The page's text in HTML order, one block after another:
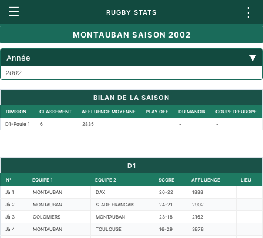
☰ RUGBY STATS ⋮
MONTAUBAN SAISON 2002
Année ▼
2002
BILAN DE LA SAISON
DIVISION CLASSEMENT AFFLUENCE MOYENNE PLAY OFF DU MANOIR COUPE D'EUROPE
D1-Poule 1 6 2835 - -
D1
N° EQUIPE 1 EQUIPE 2 SCORE AFFLUENCE LIEU
Jà 1 MONTAUBAN DAX 26-22 1888
Jà 2 MONTAUBAN STADE FRANCAIS 24-21 2902
Jà 3 COLOMIERS MONTAUBAN 23-18 2162
Jà 4 MONTAUBAN TOULOUSE 16-29 3878